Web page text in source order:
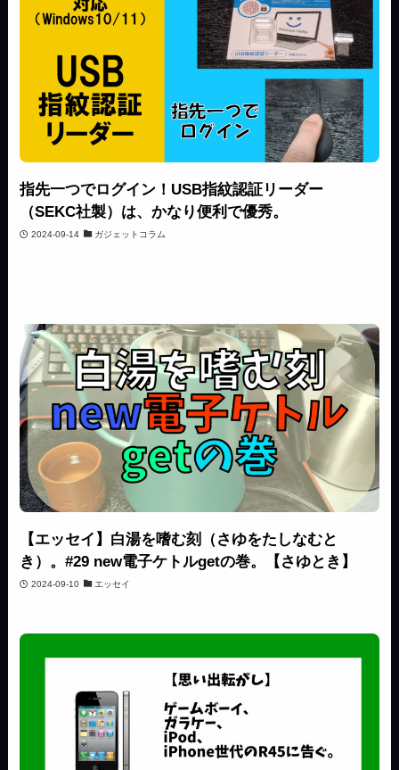
指先一つでログイン！USB指紋認証リーダー
（SEKC社製）は、かなり便利で優秀。
2024-09-14 ガジェットコラム
【エッセイ】白湯を嗜む刻（さゆをたしなむと
き）。#29 new電子ケトルgetの巻。【さゆとき】
2024-09-10 エッセイ